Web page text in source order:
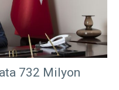
732 Milyon